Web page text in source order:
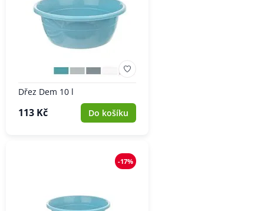
Dřez Dem 10 l
113 Kč Do košíku
-17%